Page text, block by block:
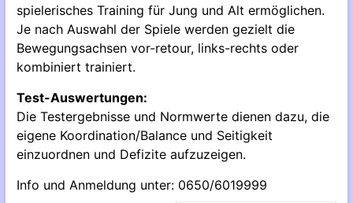
spielerisches Training für Jung und Alt ermöglichen.
Je nach Auswahl der Spiele werden gezielt die
Bewegungsachsen vor-retour, links-rechts oder
kombiniert trainiert.
Test-Auswertungen:
Die Testergebnisse und Normwerte dienen dazu, die
eigene Koordination/Balance und Seitigkeit
einzuordnen und Defizite aufzuzeigen.
Info und Anmeldung unter: 0650/6019999